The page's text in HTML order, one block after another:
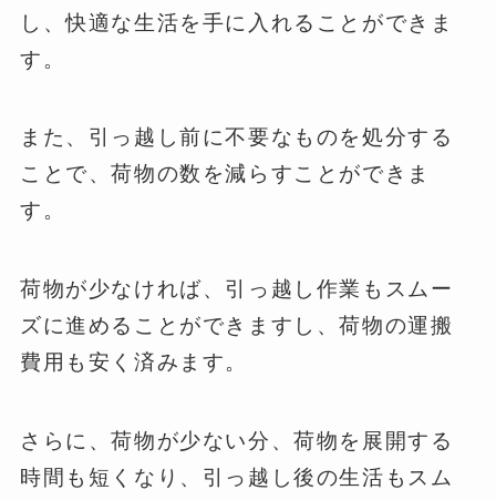
し、快適な生活を手に入れることができま
す。
また、引っ越し前に不要なものを処分する
ことで、荷物の数を減らすことができま
す。
荷物が少なければ、引っ越し作業もスムー
ズに進めることができますし、荷物の運搬
費用も安く済みます。
さらに、荷物が少ない分、荷物を展開する
時間も短くなり、引っ越し後の生活もスム